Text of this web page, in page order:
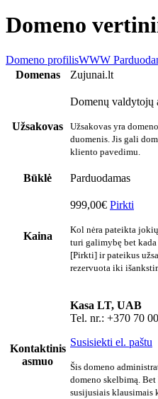
Domeno
Domeno profilisWWW
Domenas
Zujunai.lt
Užsakovas
Domenų valdytojų
Užsakovas yra
duomenis. Jis gali
kliento pavedimu.
Būklė Parduodamas
Kaina
999,00€ Pirkti
Kol nėra pateikta
turi galimybę bet kada
[Pirkti] ir pateikus
rezervuota iki
Kontaktinis
asmuo
Kasa LT, UAB
Tel. nr.: +370 70
Susisiekti el. paštu
Šis domeno
domeno skelbimą.
susijusiais klausimais